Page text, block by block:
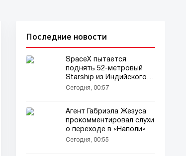
Последние новости
SpaceX пытается
поднять 52-метровый
Starship из Индийского
океана
Сегодня, 00:57
Агент Габриэла Жезуса
прокомментировал слухи
о переходе в «Наполи»
Сегодня, 00:55